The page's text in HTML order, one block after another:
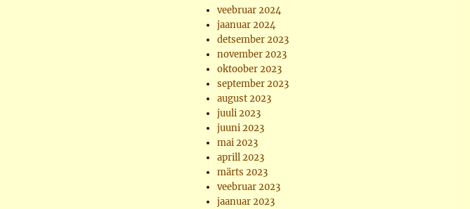
veebruar 2024
jaanuar 2024
detsember 2023
november 2023
oktoober 2023
september 2023
august 2023
juuli 2023
juuni 2023
mai 2023
aprill 2023
märts 2023
veebruar 2023
jaanuar 2023